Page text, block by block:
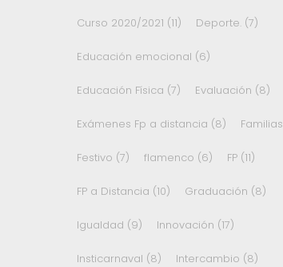
Curso 2020/2021 (11) Deporte.(7)
Educación emocional (6)
Educación Física (7) Evaluación (8)
Exámenes Fp a distancia (8) Familias
Festivo (7) flamenco (6) FP(11)
FP a Distancia (10) Graduación (8)
Igualdad (9) Innovación (17)
Insticarnaval (8) Intercambio (8)